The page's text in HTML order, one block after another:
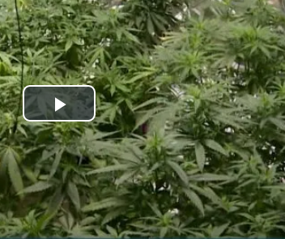
Play
Video